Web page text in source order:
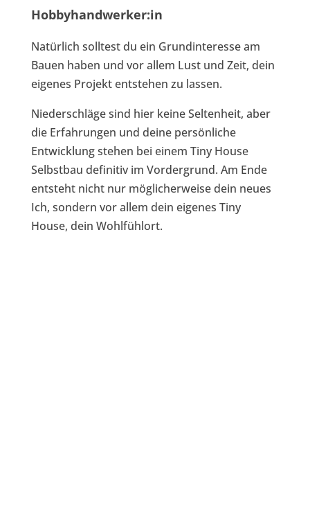
Hobbyhandwerker:in
Natürlich solltest du ein Grundinteresse am
Bauen haben und vor allem Lust und Zeit, dein
eigenes Projekt entstehen zu lassen.
Niederschläge sind hier keine Seltenheit, aber
die Erfahrungen und deine persönliche
Entwicklung stehen bei einem Tiny House
Selbstbau definitiv im Vordergrund. Am Ende
entsteht nicht nur möglicherweise dein neues
Ich, sondern vor allem dein eigenes Tiny
House, dein Wohlfühlort.